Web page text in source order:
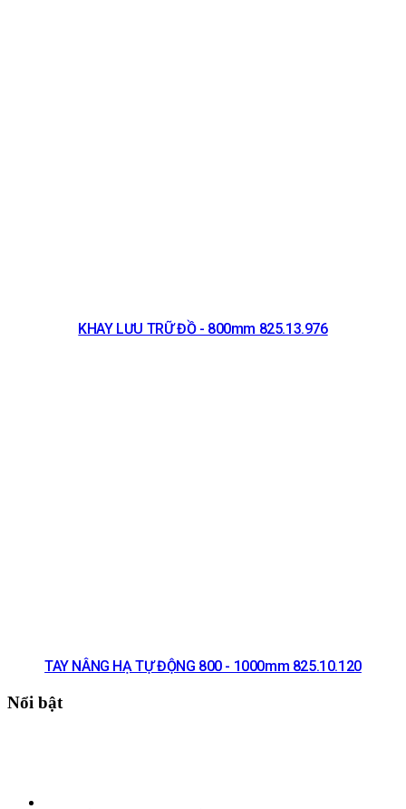
KHAY LƯU TRỮ ĐỒ - 800mm 825.13.976
TAY NÂNG HẠ TỰ ĐỘNG 800 - 1000mm 825.10.120
Nổi bật